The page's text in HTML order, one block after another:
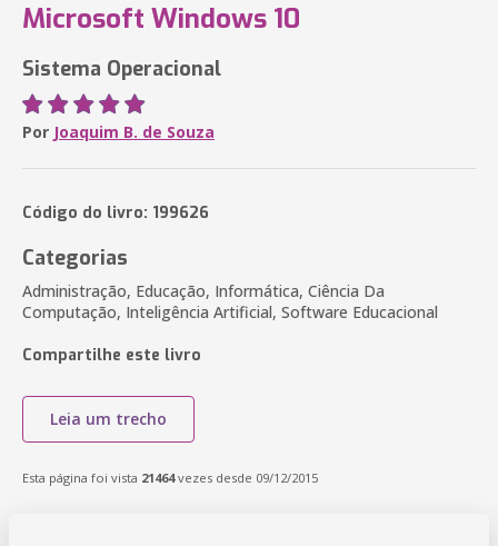
Microsoft Windows 10
Sistema Operacional
Por Joaquim B. de Souza
Código do livro: 199626
Categorias
Administração, Educação, Informática, Ciência Da
Computação, Inteligência Artificial, Software Educacional
Compartilhe este livro
Leia um trecho
Esta página foi vista 21464vezes desde 09/12/2015